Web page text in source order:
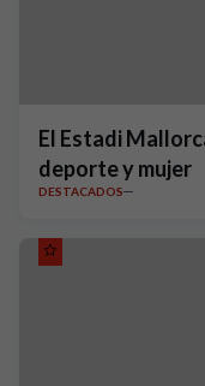
El Estadi
deporte y mujer
DESTACADOS